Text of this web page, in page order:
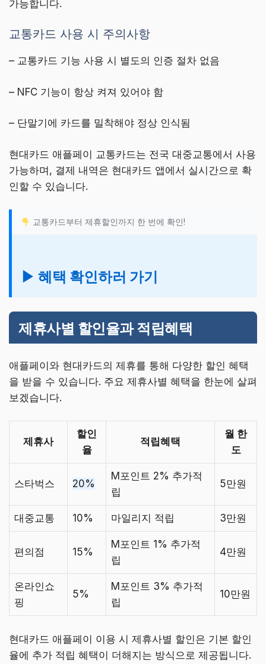
가능합니다.
교통카드 사용 시 주의사항
– 교통카드 기능 사용 시 별도의 인증 절차 없음
– NFC 기능이 항상 켜져 있어야 함
– 단말기에 카드를 밀착해야 정상 인식됨
현대카드 애플페이 교통카드는 전국 대중교통에서 사용
가능하며, 결제 내역은 현대카드 앱에서 실시간으로 확
인할 수 있습니다.
교통카드부터 제휴할인까지 한 번에 확인!
▶ 혜택 확인하러 가기
제휴사별 할인율과 적립혜택
애플페이와 현대카드의 제휴를 통해 다양한 할인 혜택
을 받을 수 있습니다. 주요 제휴사별 혜택을 한눈에 살펴
보겠습니다.
제휴사
할인
율
적립혜택
월 한
도
스타벅스 20%
M포인트 2% 추가적
립
5만원
대중교통 10% 마일리지 적립 3만원
편의점 15%
M포인트 1% 추가적
립
4만원
온라인쇼
핑
5%
M포인트 3% 추가적
립
10만원
현대카드 애플페이 이용 시 제휴사별 할인은 기본 할인
율에 추가 적립 혜택이 더해지는 방식으로 제공됩니다.